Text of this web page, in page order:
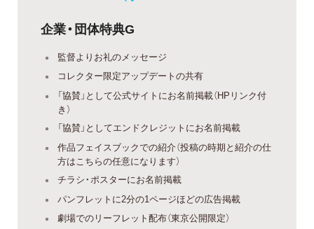
企業・団体特典G
監督よりお礼のメッセージ
コレクター限定アップデートの共有
「協賛」として公式サイトにお名前掲載（HPリンク付
き）
「協賛」としてエンドクレジットにお名前掲載
作品フェイスブックでの紹介（投稿の時期と紹介の仕
方はこちらの任意になります）
チラシ・ポスターにお名前掲載
パンフレットに2分の1ページほどの広告掲載
劇場でのリーフレット配布（東京公開限定）